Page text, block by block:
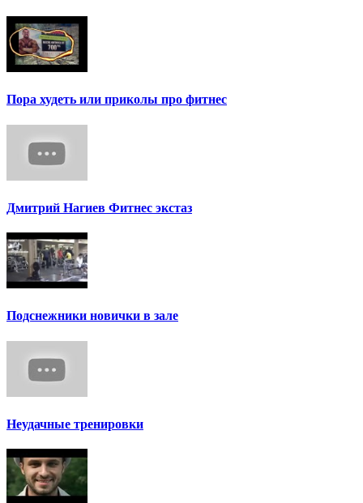
Пора худеть или приколы про фитнес
Дмитрий Нагиев Фитнес экстаз
Подснежники новички в зале
Неудачные тренировки